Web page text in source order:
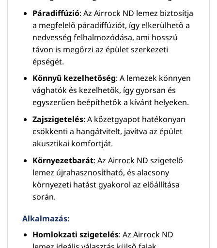
Páradiffúzió: Az Airrock ND lemez biztosítja
a megfelelő páradiffúziót, így elkerülhető a
nedvesség felhalmozódása, ami hosszú
távon is megőrzi az épület szerkezeti
épségét.
Könnyű kezelhetőség: A lemezek könnyen
vághatók és kezelhetők, így gyorsan és
egyszerűen beépíthetők a kívánt helyeken.
Zajszigetelés: A kőzetgyapot hatékonyan
csökkenti a hangátvitelt, javítva az épület
akusztikai komfortját.
Környezetbarát: Az Airrock ND szigetelő
lemez újrahasznosítható, és alacsony
környezeti hatást gyakorol az előállítása
során.
Alkalmazás:
Homlokzati szigetelés: Az Airrock ND